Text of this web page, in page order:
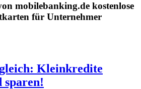
mobilebanking.de kostenlose
für Unternehmer
Kleinkredite
sparen!